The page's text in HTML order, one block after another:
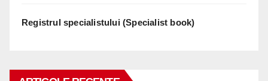
Registrul specialistului (Specialist book)